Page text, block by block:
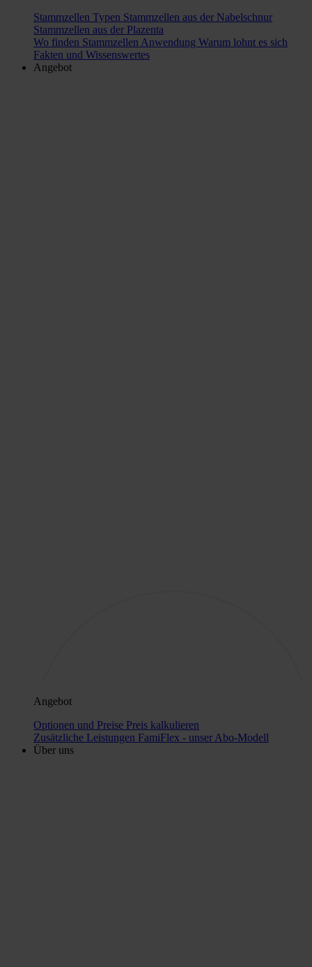
Stammzellen Typen Stammzellen aus der Nabelschnur
Stammzellen aus der Plazenta
Wo finden Stammzellen Anwendung Warum lohnt es sich
Fakten und Wissenswertes
Angebot
Angebot
Optionen und Preise Preis kalkulieren
Zusätzliche Leistungen FamiFlex - unser Abo-Modell
Über uns